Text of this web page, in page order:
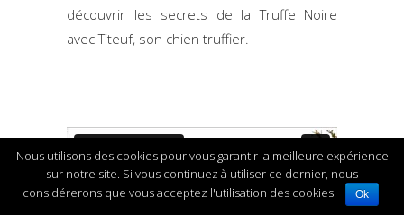
découvrir les secrets de la Truffe Noire
avec Titeuf, son chien truffier.
Nous utilisons des cookies pour vous garantir la meilleure expérience
sur notre site. Si vous continuez à utiliser ce dernier, nous
considérerons que vous acceptez l'utilisation des cookies.
Ok